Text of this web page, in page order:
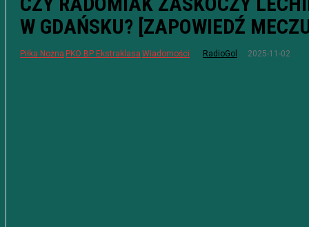
W GDAŃSKU? [ZAPOWIEDŹ
Piłka Nożna PKO BP Ekstraklasa Wiadomości RadioGol 2025-11-02